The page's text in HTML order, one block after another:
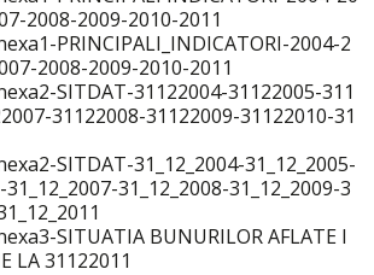
2008-2009-2010-2011
PRINCIPALI_INDICATORI-2004-2
2008-2009-2010-2011
SITDAT-31122004-31122005-311
31122008-31122009-31122010-31
SITDAT-31_12_2004-31_12_2005-
31_12_2007-31_12_2008-31_12_2009-3
SITUATIA BUNURILOR AFLATE I
LA 31122011